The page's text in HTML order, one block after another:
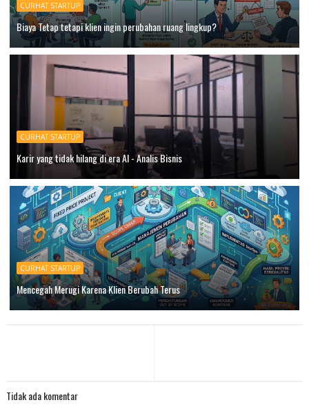
CURHAT STARTUP
Biaya Tetap tetapi klien ingin perubahan ruang lingkup?
CURHAT STARTUP
Karir yang tidak hilang di era AI - Analis Bisnis
CURHAT STARTUP
Mencegah Merugi Karena Klien Berubah Terus
Tidak ada komentar